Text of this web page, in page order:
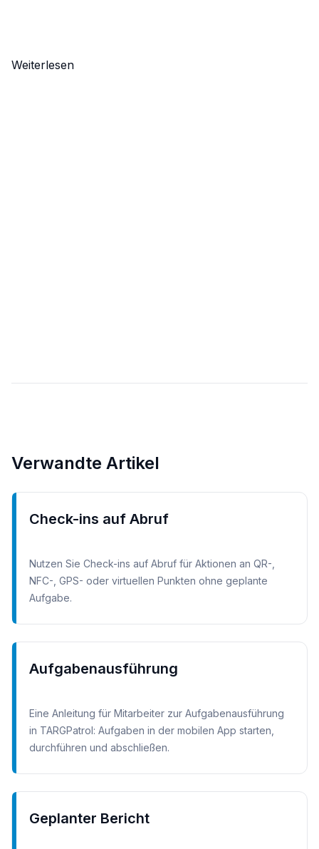
Weiterlesen
Verwandte Artikel
Check-ins auf Abruf
Nutzen Sie Check-ins auf Abruf für Aktionen an QR-,
NFC-, GPS- oder virtuellen Punkten ohne geplante
Aufgabe.
Aufgabenausführung
Eine Anleitung für Mitarbeiter zur Aufgabenausführung
in TARGPatrol: Aufgaben in der mobilen App starten,
durchführen und abschließen.
Geplanter Bericht